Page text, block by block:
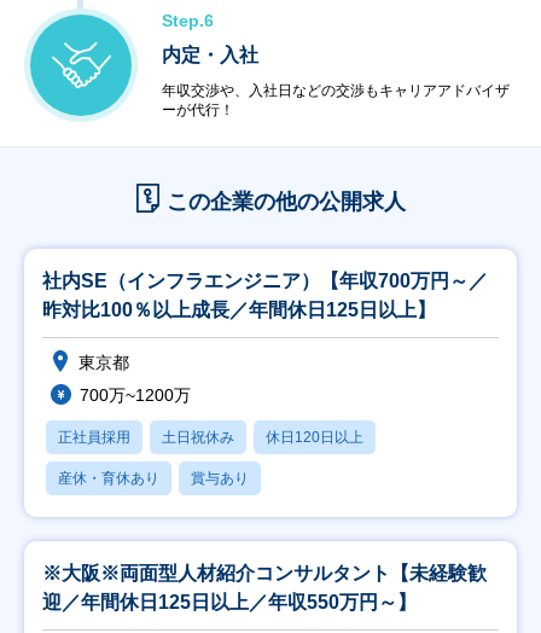
Step.6
内定・入社
年収交渉や、入社日などの交渉もキャリアアドバイザ
ーが代行！
この企業の他の公開求人
社内SE（インフラエンジニア）【年収700万円～／
昨対比100％以上成長／年間休日125日以上】
東京都
700万~1200万
正社員採用 土日祝休み 休日120日以上
産休・育休あり 賞与あり
※大阪※両面型人材紹介コンサルタント【未経験歓
迎／年間休日125日以上／年収550万円～】